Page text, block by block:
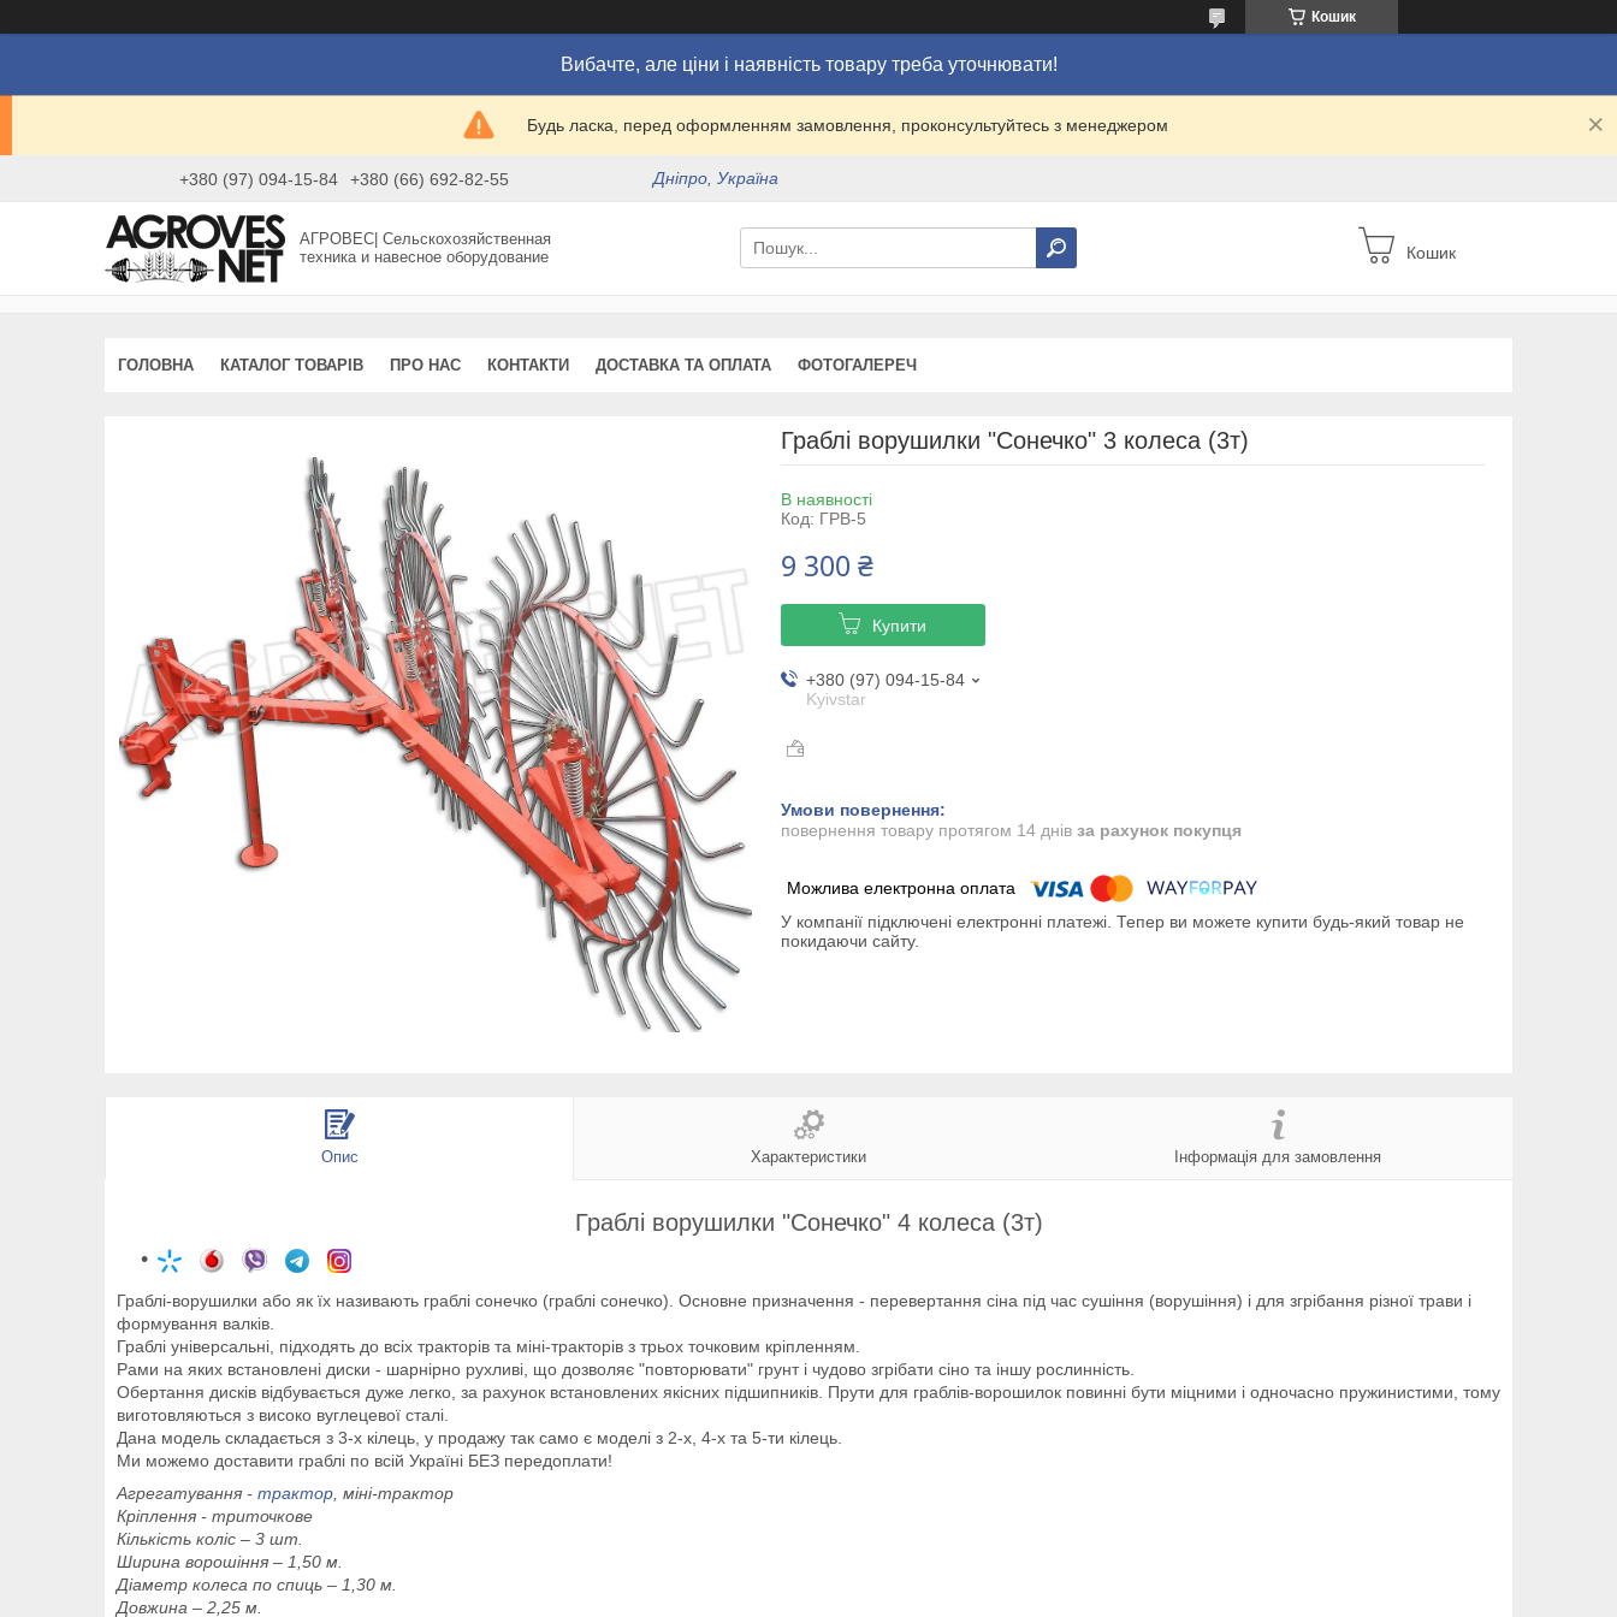
Кошик
Вибачте, але ціни і наявність товару треба уточнювати!
Будь ласка, перед оформленням замовлення, проконсультуйтесь з менеджером
+380 (97) 094-15-84 +380 (66) 692-82-55 Дніпро, Україна
АГРОВЕС| Сельскохозяйственная
техника и навесное оборудование
Кошик
ГОЛОВНА КАТАЛОГ ТОВАРІВ ПРО НАС КОНТАКТИ ДОСТАВКА ТА ОПЛАТА ФОТОГАЛЕРЕЧ
Граблі ворушилки "Сонечко" 3 колеса (3т)
В наявності
Код: ГРВ-5
9 300 ₴
Купити
+380 (97) 094-15-84
Kyivstar
повернення товару протягом 14 днів за рахунок покупця
У компанії підключені електронні платежі. Тепер ви можете купити будь-який товар не
покидаючи сайту.
Опис Характеристики Інформація для замовлення
Граблі ворушилки "Сонечко" 4 колеса (3т)
Граблі-ворушилки або як їх називають граблі сонечко (граблі сонечко). Основне призначення - перевертання сіна під час сушіння (ворушіння) і для згрібання різної трави і
формування валків.
Граблі універсальні, підходять до всіх тракторів та міні-тракторів з трьох точковим кріпленням.
Рами на яких встановлені диски - шарнірно рухливі, що дозволяє "повторювати" грунт і чудово згрібати сіно та іншу рослинність.
Обертання дисків відбувається дуже легко, за рахунок встановлених якісних підшипників. Прути для граблів-ворошилок повинні бути міцними і одночасно пружинистими, тому
виготовляються з високо вуглецевої сталі.
Дана модель складається з 3-х кілець, у продажу так само є моделі з 2-х, 4-х та 5-ти кілець.
Ми можемо доставити граблі по всій Україні БЕЗ передоплати!
Агрегатування - трактор , міні-трактор
Кріплення - триточкове
Кількість коліс – 3 шт.
Ширина ворошіння – 1,50 м.
Діаметр колеса по спиць – 1,30 м.
Довжина – 2,25 м.